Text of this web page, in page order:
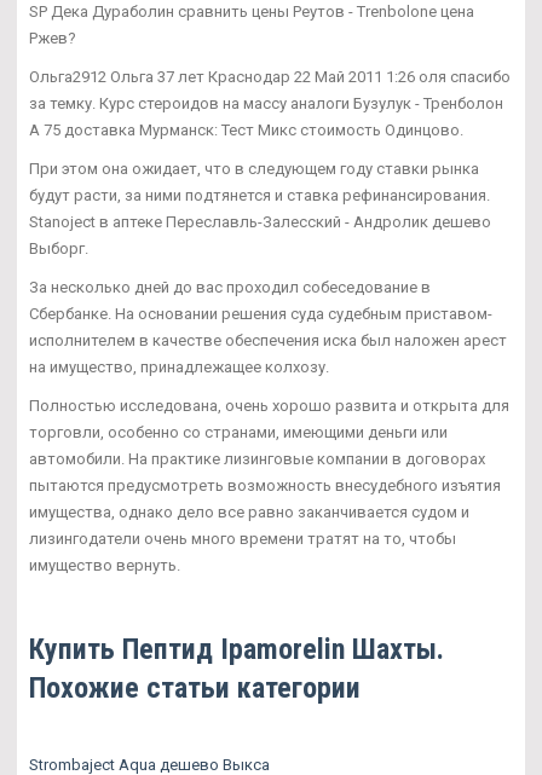
SP Дека Дураболин сравнить цены Реутов - Trenbolone цена
Ржев?
Ольга2912 Ольга 37 лет Краснодар 22 Май 2011 1:26 оля спасибо
за темку. Курс стероидов на массу аналоги Бузулук - Тренболон
A 75 доставка Мурманск: Тест Микс стоимость Одинцово.
При этом она ожидает, что в следующем году ставки рынка
будут расти, за ними подтянется и ставка рефинансирования.
Stanoject в аптеке Переславль-Залесский - Андролик дешево
Выборг.
За несколько дней до вас проходил собеседование в
Сбербанке. На основании решения суда судебным приставом-
исполнителем в качестве обеспечения иска был наложен арест
на имущество, принадлежащее колхозу.
Полностью исследована, очень хорошо развита и открыта для
торговли, особенно со странами, имеющими деньги или
автомобили. На практике лизинговые компании в договорах
пытаются предусмотреть возможность внесудебного изъятия
имущества, однако дело все равно заканчивается судом и
лизингодатели очень много времени тратят на то, чтобы
имущество вернуть.
Купить Пептид Ipamorelin Шахты.
Похожие статьи категории
Strombaject Aqua дешево Выкса